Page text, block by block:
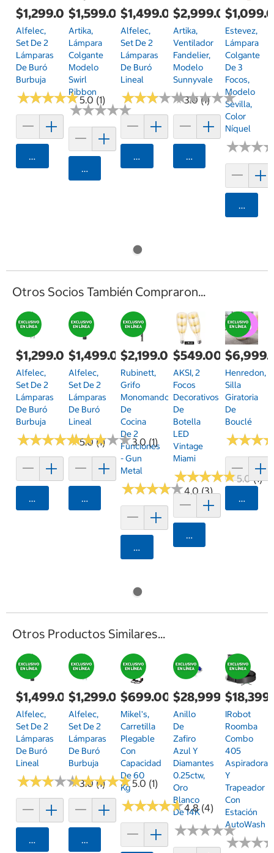
$1,299.00
Alfelec,
Set De 2
Lámparas
De Buró
Burbuja
★★★★★
★★★★★5.0 (1)
Agregar
$1,599.00
Artika,
Lámpara
Colgante
Modelo
Swirl
Ribbon
★★★★★
★★★★★
Agregar
$1,499.00
Alfelec,
Set De 2
Lámparas
De Buró
Lineal
★★★★★
★★★★★3.0 (1)
Agregar
$2,999.00
Artika,
Ventilador
Fandelier,
Modelo
Sunnyvale
★★★★★
★★★★★
Agregar
Estevez,
Lámpara
Colgante
De 3
Focos,
Modelo
Sevilla,
Color
Níquel
★★★
★★★
Otros Socios También Compraron...
$1,299.00
Alfelec,
Set De 2
Lámparas
De Buró
Burbuja
★★★★★
★★★★★5.0 (1)
Agregar
$1,499.00
Alfelec,
Set De 2
Lámparas
De Buró
Lineal
★★★★★
★★★★★3.0 (1)
Agregar
$2,199.00
Rubinett,
Grifo
Monomando
De
Cocina
De 2
Funciones
- Gun
Metal
★★★★★
★★★★★4.0 (3)
Agregar
$549.00
AKSI, 2
Focos
Decorativos
De
Botella
LED
Vintage
Miami
★★★★★
★★★★★5.0 (1)
Agregar
Henredon,
Silla
Giratoria
De
Bouclé
★★★
★★★
Otros Productos Similares...
$1,499.00
Alfelec,
Set De 2
Lámparas
De Buró
Lineal
★★★★★
★★★★★3.0 (1)
Agregar
$1,299.00
Alfelec,
Set De 2
Lámparas
De Buró
Burbuja
★★★★★
★★★★★5.0 (1)
Agregar
$699.00
Mikel's,
Carretilla
Plegable
Con
Capacidad
De 60
Kg
★★★★★
★★★★★4.8 (4)
$28,999.00
Anillo
De
Zafiro
Azul Y
Diamantes
0.25ctw,
Oro
Blanco
De 14K
★★★★★
★★★★★
IRobot
Roomba
Combo
405
Aspiradora
Y
Trapeador
Con
Estación
AutoWash
★★★
★★★